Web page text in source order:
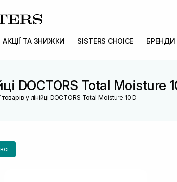
АКЦІЇ ТА ЗНИЖКИ SISTERS CHOICE БРЕНДИ
DOCTORS Total Moisture
товарів у лінійці DOCTORS Total Moisture 10 D